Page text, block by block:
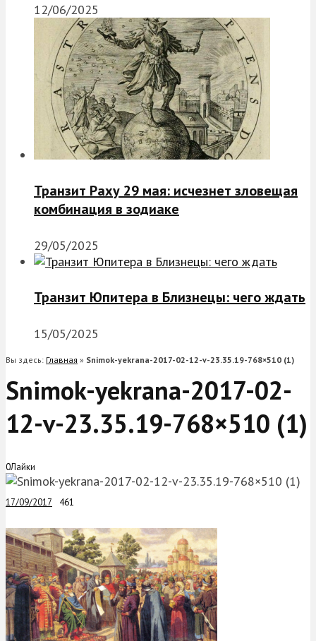
12/06/2025
Транзит Раху 29 мая: исчезнет зловещая
комбинация в зодиаке
29/05/2025
Транзит Юпитера в Близнецы: чего ждать
15/05/2025
Вы здесь: Главная » Snimok-yekrana-2017-02-12-v-23.35.19-768×510 (1)
Snimok-yekrana-2017-02-
12-v-23.35.19-768×510 (1)
0Лайки
17/09/2017 461